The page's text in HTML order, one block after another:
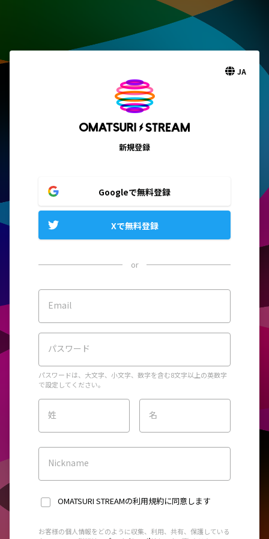
JA
新規登録
Googleで無料登録
Xで無料登録
or
Email
パスワード
パスワードは、大文字、小文字、数字を含む8文字以上の英数字
で設定してください。
姓 名
Nickname
OMATSURI STREAMの利用規約に同意します
お客様の個人情報をどのように収集、利用、共有、保護している